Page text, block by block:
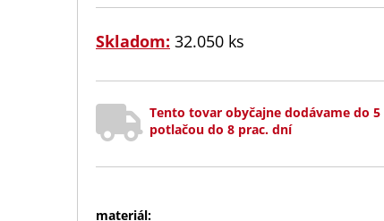
Skladom: 32.050 ks
Tento tovar obyčajne dodávame do 5
potlačou do 8 prac. dní
materiál: